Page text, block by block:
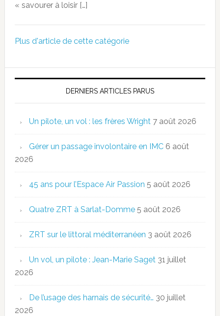
« savourer à loisir […]
Plus d'article de cette catégorie
DERNIERS ARTICLES PARUS
Un pilote, un vol : les frères Wright 7 août 2026
Gérer un passage involontaire en IMC 6 août
2026
45 ans pour l’Espace Air Passion 5 août 2026
Quatre ZRT à Sarlat-Domme 5 août 2026
ZRT sur le littoral méditerranéen 3 août 2026
Un vol, un pilote : Jean-Marie Saget 31 juillet
2026
De l’usage des harnais de sécurité… 30 juillet
2026